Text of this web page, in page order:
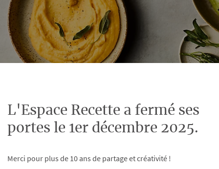
L'Espace Recette a fermé ses
portes le 1er décembre 2025.
Merci pour plus de 10 ans de partage et créativité !